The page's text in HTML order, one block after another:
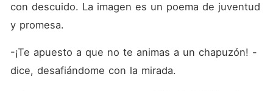
con descuido. La imagen es un poema de juventud
y promesa.
-¡Te apuesto a que no te animas a un chapuzón! -
dice, desafiándome con la mirada.